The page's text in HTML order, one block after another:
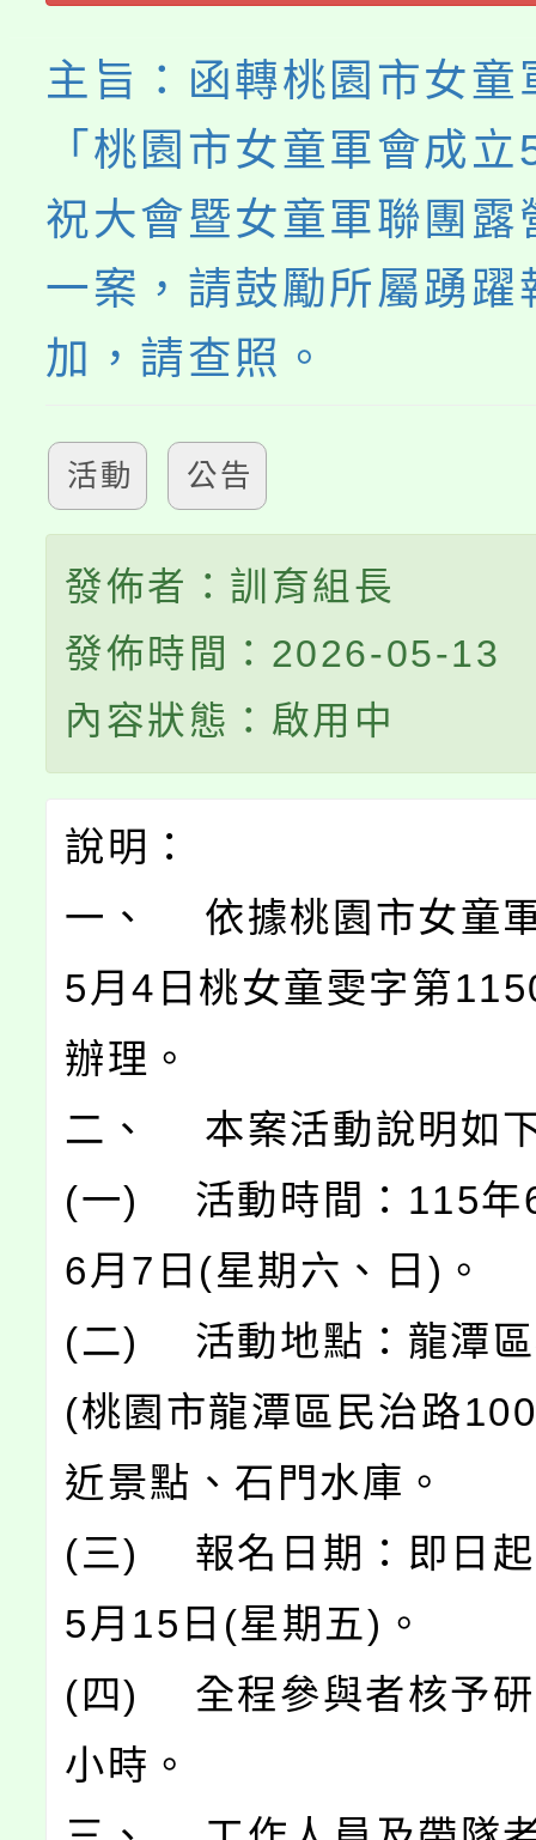
心理、諮商輔導、社會
系所師生報名參加。
主旨：函轉桃園市女童
「桃園市女童軍會成
祝大會暨女童軍聯團露
一案，請鼓勵所屬踴躍
加，請查照。
活動 公告
發佈者：訓育組長
發佈時間：2026-05-13
內容狀態：啟用中
說明：
一、 依據桃園市女童
5月4日桃女童雯字第
辦理。
二、 本案活動說明如
(一) 活動時間：115年
6月7日(星期六、日)。
(二) 活動地點：龍潭區
(桃園市龍潭區民治路
近景點、石門水庫。
(三) 報名日期：即日
5月15日(星期五)。
(四) 全程參與者核予研
小時。